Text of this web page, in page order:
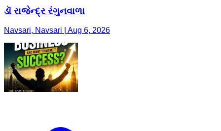
ડૉ રાજેન્દ્ર રંગુનવાળા
Navsari, Navsari | Aug 6, 2026